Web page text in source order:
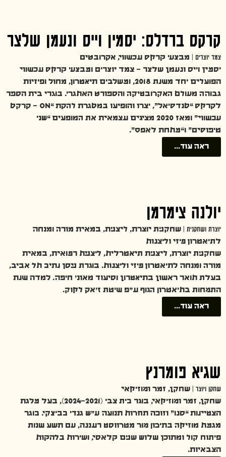
קרקס ברדלס: יסמין וייס ונעמן שלצר
צמד יוצרים | מבצעי קרקס עכשווי, אקרובטים
יסמין וייס ונעמן שלצר – צמד יוצרים ומבצעי קרקס עכשווי
הפועלים יחד משנת 2018, ומשלבים תיאטרון, מחול ופיזיות
גבוהה מעולם האקרובטיקה והספורט האתגרי. בוגרי בית הספר
לקרקס “סנדסיאל”, יצרו והופיעו במסגרת להקת “ON – קרקס
עכשווי” ומאז 2020 מציגים עצמאית את המופעים “שני
טיפוסים” ו“מתחת לאפס”.
ראה עוד...
יולנה צימרמן
יוצרת ושחקנית | שחקנית יוצרת, ליצנית, במאית מורה ומנחה
לתיאטרון פיזי וליצנות
שחקנית יוצרת, ליצנית תיאטרלית, ליצנית רפואית, במאית
מורה ומנחה לתיאטרון פיזי וליצנות. בוגרת ניסן נתיב תל אביב,
בעלת תואר ראשון בתיאטרון וסיעוד מאונ׳ חיפה. למדה שנת
התמחות בתיאטרון הגוף ע״פ שיטת ז׳אק לקוק.
ראה עוד...
שגיא פומרנץ
שחקן ויוצר | שחקן, זמר ומוזיקאי
שחקן, זמר ומוזיקאי, בוגר בית צבי (2021–2024), בעל מלגת
הצטיינות “סנו” וזוכה תחרות תנועה ע״ש גנדי בביצקי. בוגר
מגמת מוזיקה בתיכון מור מטרווסט רעננה, עם תשע שנות
פיתוח קול ומתוכן שלוש שנים קלאסי, ושירות בלהקות
הצבאיות.